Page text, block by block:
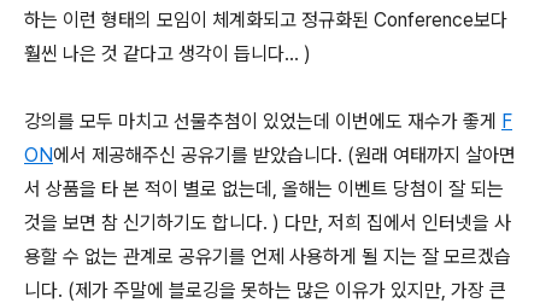
하는 이런 형태의 모임이 체계화되고 정규화된 Conference보다
훨씬 나은 것 같다고 생각이 듭니다… )
강의를 모두 마치고 선물추첨이 있었는데 이번에도 재수가 좋게 F
ON에서 제공해주신 공유기를 받았습니다. (원래 여태까지 살아면
서 상품을 타 본 적이 별로 없는데, 올해는 이벤트 당첨이 잘 되는
것을 보면 참 신기하기도 합니다. ) 다만, 저희 집에서 인터넷을 사
용할 수 없는 관계로 공유기를 언제 사용하게 될 지는 잘 모르겠습
니다. (제가 주말에 블로깅을 못하는 많은 이유가 있지만, 가장 큰